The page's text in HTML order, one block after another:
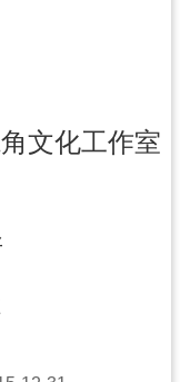
文化工作室